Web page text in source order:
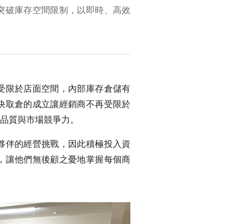
破庫存空間限制，以即時、高效
限於店面空間，內部庫存倉儲有
取倉的成立讓經銷商不再受限於
質與市場競爭力。
伴的經營挑戰，因此積極投入資
讓他們無後顧之憂地掌握每個商